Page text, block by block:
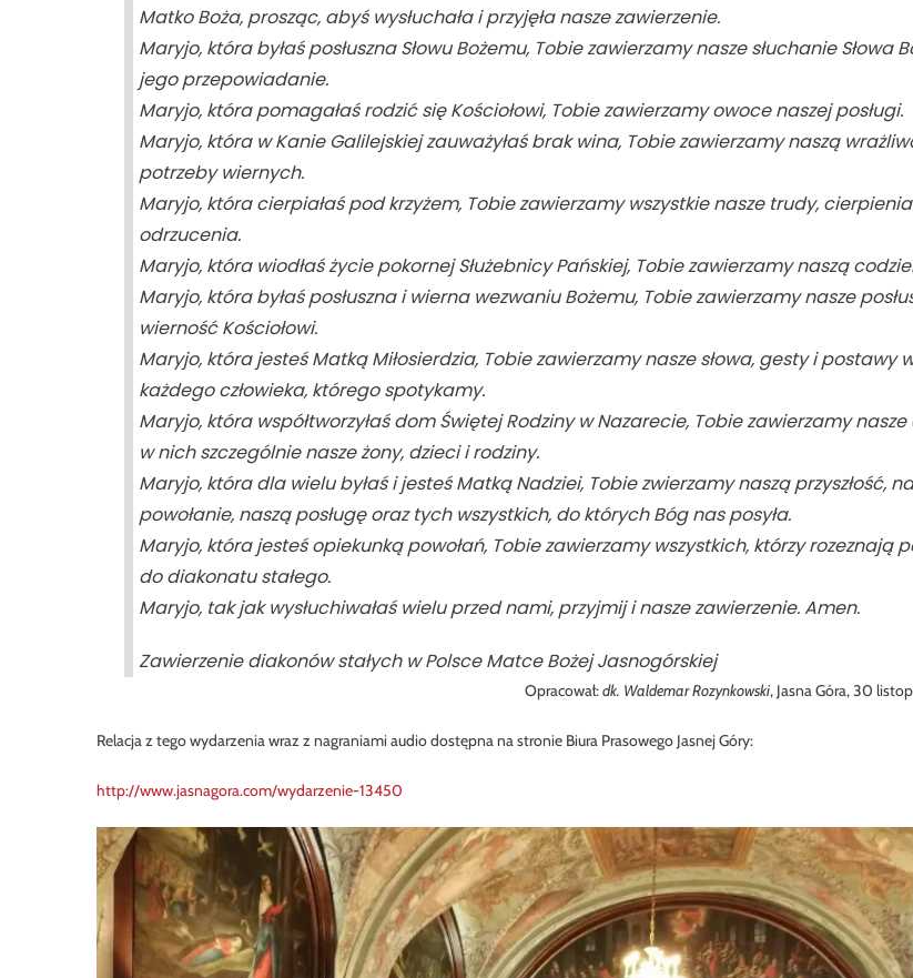
Matko Boża, prosząc, abyś wysłuchała i przyjęła nasze zawierzenie.
Maryjo, która byłaś posłuszna Słowu Bożemu, Tobie zawierzamy nasze słuchanie Słowa
jego przepowiadanie.
Maryjo, która pomagałaś rodzić się Kościołowi, Tobie zawierzamy owoce naszej posługi.
Maryjo, która w Kanie Galilejskiej zauważyłaś brak wina, Tobie zawierzamy naszą
potrzeby wiernych.
Maryjo, która cierpiałaś pod krzyżem, Tobie zawierzamy wszystkie nasze trudy,
odrzucenia.
Maryjo, która wiodłaś życie pokornej Służebnicy Pańskiej, Tobie zawierzamy naszą
Maryjo, która byłaś posłuszna i wierna wezwaniu Bożemu, Tobie zawierzamy nasze
wierność Kościołowi.
Maryjo, która jesteś Matką Miłosierdzia, Tobie zawierzamy nasze słowa, gesty i postawy
każdego człowieka, którego spotykamy.
Maryjo, która współtworzyłaś dom Świętej Rodziny w Nazarecie, Tobie zawierzamy
w nich szczególnie nasze żony, dzieci i rodziny.
Maryjo, która dla wielu byłaś i jesteś Matką Nadziei, Tobie zwierzamy naszą przyszłość,
powołanie, naszą posługę oraz tych wszystkich, do których Bóg nas posyła.
Maryjo, która jesteś opiekunką powołań, Tobie zawierzamy wszystkich, którzy rozeznają
do diakonatu stałego.
Maryjo, tak jak wysłuchiwałaś wielu przed nami, przyjmij i nasze zawierzenie. Amen.
Zawierzenie diakonów stałych w Polsce Matce Bożej Jasnogórskiej
Opracował:dk. Waldemar Rozynkowski, Jasna Góra, 30
Relacja z tego wydarzenia wraz z nagraniami audio dostępna na stronie Biura Prasowego Jasnej Góry:
http://www.jasnagora.com/wydarzenie-13450